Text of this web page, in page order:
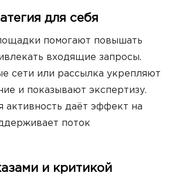
для себя
помогают повышать
входящие запросы.
сети или рассылка укрепляют
и показывают экспертизу.
активность даёт эффект на
поток
и критикой